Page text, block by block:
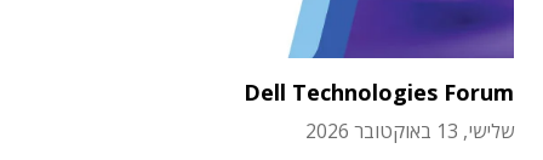
Dell Technologies Forum
שלישי, 13 באוקטובר 2026